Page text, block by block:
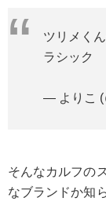
ツリメく
ラシック
— よりこ
そんなカルフの
なブランドか知